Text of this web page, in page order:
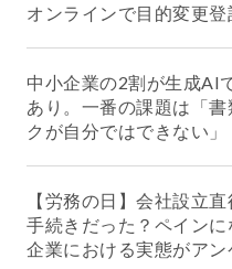
オンラインで目的変更
中小企業の2割が生成AI
あり。一番の課題は「
クが自分ではできない」
【労務の日】会社設立
手続きだった？ペイン
企業における実態がア